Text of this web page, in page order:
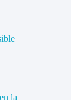
la